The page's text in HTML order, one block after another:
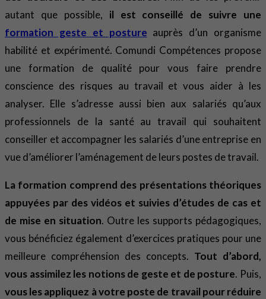
autant que possible, il est conseillé de suivre une
formation geste et posture auprès d’un organisme
habilité et expérimenté. Comundi Compétences propose
une formation de qualité pour vous faire prendre
conscience des risques au travail et vous aider à les
analyser. Elle s’adresse aussi bien aux salariés qu’aux
professionnels de la santé au travail qui souhaitent
conseiller et accompagner les salariés d’une entreprise en
vue d’améliorer l’aménagement de leurs postes de travail.
La formation comprend des présentations théoriques
appuyées par des vidéos et suivies d’études de cas et
de mise en situation. Outre les supports pédagogiques,
vous bénéficiez également d’exercices pratiques pour une
meilleure compréhension des concepts. Tout d’abord,
vous assimilez les notions de geste et de posture. Puis,
vous les appliquez à votre poste de travail pour réduire